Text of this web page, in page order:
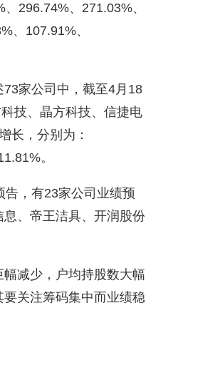
296.74%、271.03%、
、107.91%、
73家公司中，截至4月18
技、晶方科技、信捷电
长，分别为：
。
告，有23家公司业绩预
、帝王洁具、开润股份
减少，户均持股数大幅
关注筹码集中而业绩稳